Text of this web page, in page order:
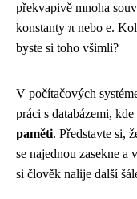
překvapivě mnoha
konstanty π nebo e.
byste si toho všimli?
V počítačových
práci s databázemi,
paměti. Představte si,
se najednou zasekne
si člověk nalije další